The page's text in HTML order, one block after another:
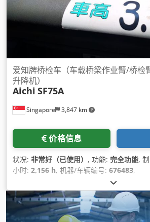
Singapore 3,847 km
爱知牌桥检车（车载桥梁作业臂/桥检
升降机）
Aichi SF75A
价格信息
状况: 非常好（已使用） , 功能: 完全功能,
小时: 2,156 h, 机器/车辆编号: 676483,